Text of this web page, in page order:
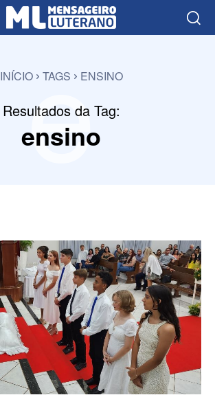
INÍCIO TAGS ENSINO
Resultados da Tag:
ensino
e